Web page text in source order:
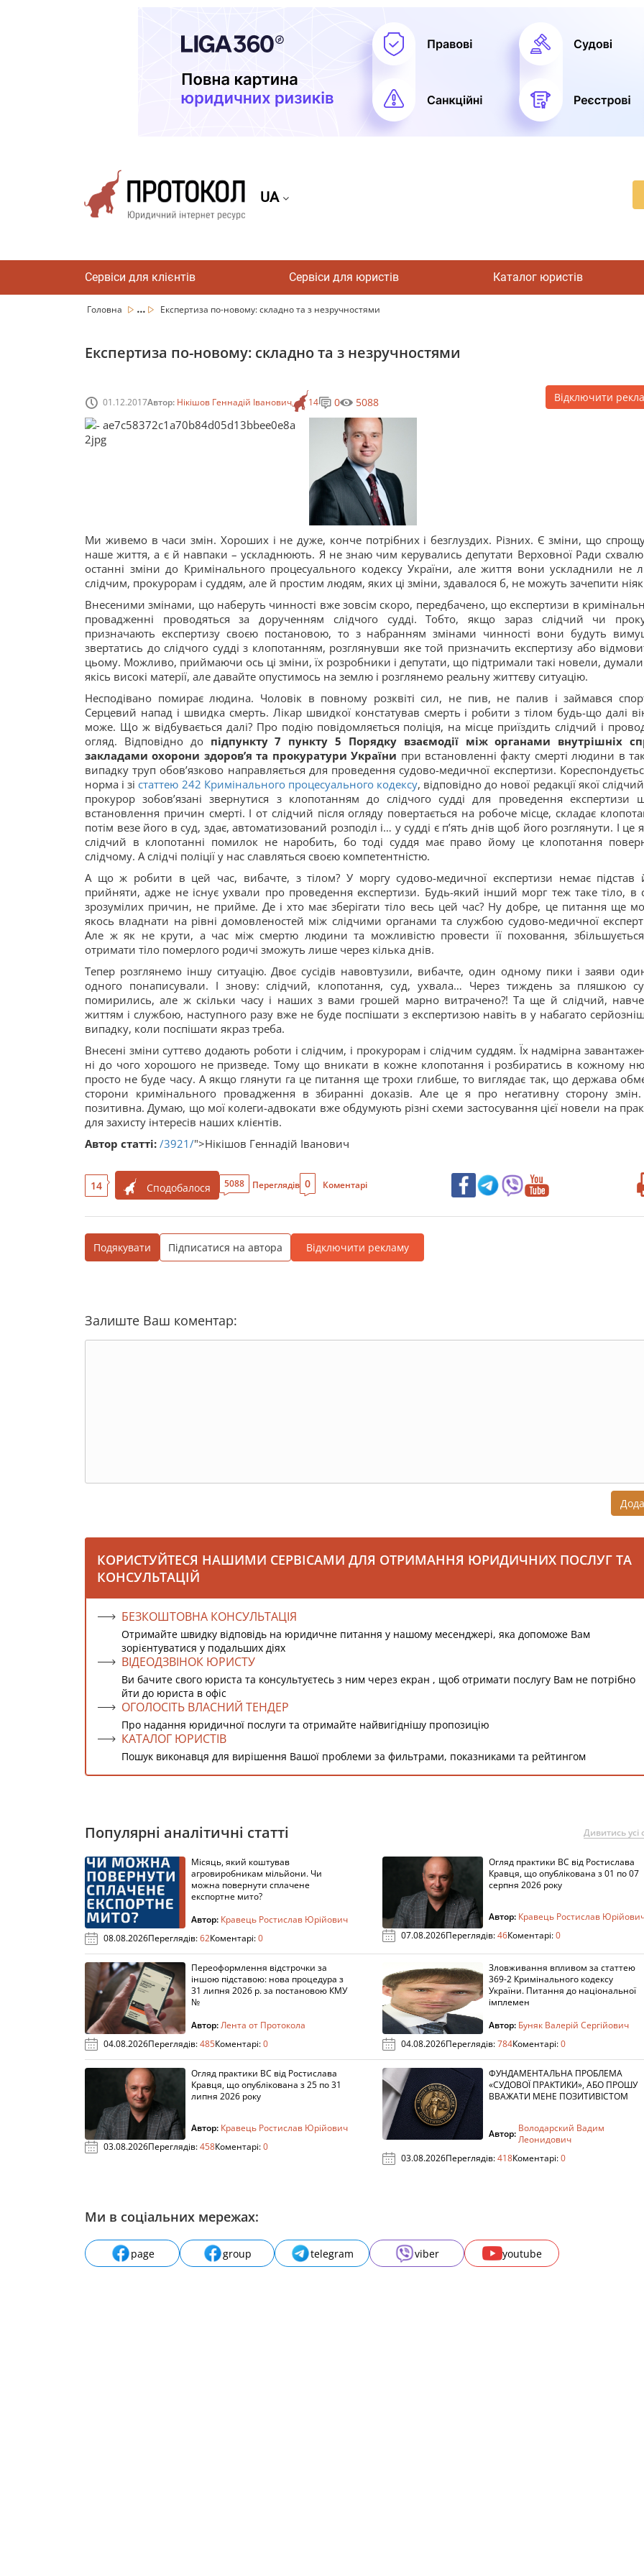
UA
Сервіси для клієнтів Сервіси для юристів Каталог юристів
Головна ... Експертиза по-новому: складно та з незручностями
Експертиза по-новому: складно та з незручностями
01.12.2017Автор: Нікішов Геннадій Іванович 14 0 5088 Відключити
Ми живемо в часи змін. Хороших і не дуже, конче потрібних і безглуздих. Різних. Є зміни, що
наше життя, а є й навпаки – ускладнюють. Я не знаю чим керувались депутати Верховної Ради
останні зміни до Кримінального процесуального кодексу України, але життя вони ускладнили не
слідчим, прокурорам і суддям, але й простим людям, яких ці зміни, здавалося б, не можуть зачепити
Внесеними змінами, що наберуть чинності вже зовсім скоро, передбачено, що експертизи в
провадженні проводяться за дорученням слідчого судді. Тобто, якщо зараз слідчий чи
призначають експертизу своєю постановою, то з набранням змінами чинності вони будуть
звертатись до слідчого судді з клопотанням, розглянувши яке той призначить експертизу або
цьому. Можливо, приймаючи ось ці зміни, їх розробники і депутати, що підтримали такі новели,
якісь високі матерії, але давайте опустимось на землю і розглянемо реальну життєву ситуацію.
Несподівано помирає людина. Чоловік в повному розквіті сил, не пив, не палив і займався
Серцевий напад і швидка смерть. Лікар швидкої констатував смерть і робити з тілом будь-що далі
може. Що ж відбувається далі? Про подію повідомляється поліція, на місце приїздить слідчий і
огляд. Відповідно до підпункту 7 пункту 5 Порядку взаємодії між органами внутрішніх
закладами охорони здоров’я та прокуратури України при встановленні факту смерті людини в
випадку труп обов’язково направляється для проведення судово-медичної експертизи.
норма і зістаттею 242 Кримінального процесуального кодексу, відповідно до нової редакції якої
прокурор зобов’язані звернутися з клопотанням до слідчого судді для проведення експертизи
встановлення причин смерті. І от слідчий після огляду повертається на робоче місце, складає
потім везе його в суд, здає, автоматизований розподіл і… у судді є п’ять днів щоб його розглянути. І це
слідчий в клопотанні помилок не наробить, бо тоді суддя має право йому це клопотання
слідчому. А слідчі поліції у нас славляться своєю компетентністю.
А що ж робити в цей час, вибачте, з тілом? У моргу судово-медичної експертизи немає підстав
прийняти, адже не існує ухвали про проведення експертизи. Будь-який інший морг теж таке тіло, в
зрозумілих причин, не прийме. Де і хто має зберігати тіло весь цей час? Ну добре, це питання ще
якось владнати на рівні домовленостей між слідчими органами та службою судово-медичної
Але ж як не крути, а час між смертю людини та можливістю провести її поховання,
отримати тіло померлого родичі зможуть лише через кілька днів.
Тепер розглянемо іншу ситуацію. Двоє сусідів навовтузили, вибачте, один одному пики і заяви
одного понаписували. І знову: слідчий, клопотання, суд, ухвала… Через тиждень за пляшкою
помирились, але ж скільки часу і наших з вами грошей марно витрачено?! Та ще й слідчий,
життям і службою, наступного разу вже не буде поспішати з експертизою навіть в у набагато
випадку, коли поспішати якраз треба.
Внесені зміни суттєво додають роботи і слідчим, і прокурорам і слідчим суддям. Їх надмірна
ні до чого хорошого не призведе. Тому що вникати в кожне клопотання і розбиратись в кожному
просто не буде часу. А якщо глянути га це питання ще трохи глибше, то виглядає так, що держава
сторони кримінального провадження в збиранні доказів. Але це я про негативну сторону
позитивна. Думаю, що мої колеги-адвокати вже обдумують різні схеми застосування цієї новели на
для захисту інтересів наших клієнтів.
Автор статті: /3921/">Нікішов Геннадій Іванович
14 Сподобалося 5088 Переглядів 0 Коментарі
Подякувати Підписатися на автора Відключити рекламу
Залиште Ваш коментар:
КОРИСТУЙТЕСЯ НАШИМИ СЕРВІСАМИ ДЛЯ ОТРИМАННЯ ЮРИДИЧНИХ ПОСЛУГ ТА
КОНСУЛЬТАЦІЙ
БЕЗКОШТОВНА КОНСУЛЬТАЦІЯ
Отримайте швидку відповідь на юридичне питання у нашому месенджері, яка допоможе Вам
зорієнтуватися у подальших діях
ВІДЕОДЗВІНОК ЮРИСТУ
Ви бачите свого юриста та консультуєтесь з ним через екран , щоб отримати послугу Вам не потрібно
йти до юриста в офіс
ОГОЛОСІТЬ ВЛАСНИЙ ТЕНДЕР
Про надання юридичної послуги та отримайте найвигіднішу пропозицію
КАТАЛОГ ЮРИСТІВ
Пошук виконавця для вирішення Вашої проблеми за фильтрами, показниками та рейтингом
Популярні аналітичні статті Дивитись усі
Місяць, який коштував
агровиробникам мільйони. Чи
можна повернути сплачене
експортне мито?
Автор: Кравець Ростислав Юрійович
08.08.2026Переглядів:62Коментарі:0
Огляд практики ВС від Ростислава
Кравця, що опублікована з 01 по 07
серпня 2026 року
Автор: Кравець Ростислав
07.08.2026Переглядів:46Коментарі:0
Переоформлення відстрочки за
іншою підставою: нова процедура з
31 липня 2026 р. за постановою КМУ
№
Автор:Лента от Протокола
04.08.2026Переглядів:485Коментарі:0
Зловживання впливом за статтею
369-2 Кримінального кодексу
України. Питання до національної
імплемен
Автор: Буняк Валерій Сергійович
04.08.2026Переглядів:784Коментарі:0
Огляд практики ВС від Ростислава
Кравця, що опублікована з 25 по 31
липня 2026 року
Автор: Кравець Ростислав Юрійович
03.08.2026Переглядів:458Коментарі:0
ФУНДАМЕНТАЛЬНА ПРОБЛЕМА
«СУДОВОЇ ПРАКТИКИ», АБО ПРОШУ
ВВАЖАТИ МЕНЕ ПОЗИТИВІСТОМ
Автор: Володарский Вадим
Леонидович
03.08.2026Переглядів:418Коментарі:0
Ми в соціальних мережах:
page group telegram viber youtube